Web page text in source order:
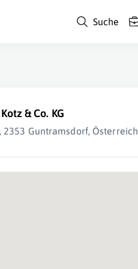
Suche
& Co. KG
2353 Guntramsdorf, Österreich